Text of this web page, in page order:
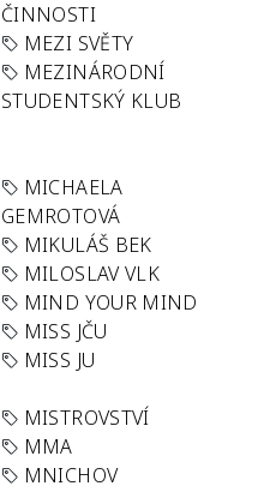
ČINNOSTI
MEZI SVĚTY
MEZINÁRODNÍ
STUDENTSKÝ KLUB
MICHAELA
GEMROTOVÁ
MIKULÁŠ BEK
MILOSLAV VLK
MIND YOUR MIND
MISS JČU
MISS JU
MISTROVSTVÍ
MMA
MNICHOV